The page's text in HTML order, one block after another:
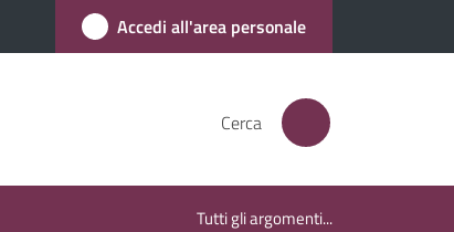
Accedi all'area personale
Cerca
Tutti gli argomenti...